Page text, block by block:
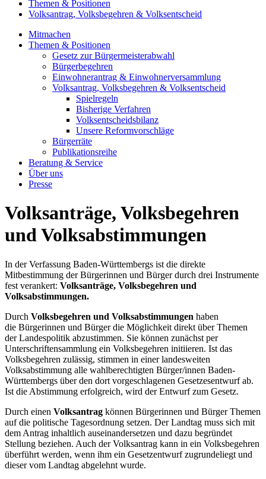
Themen & Positionen
Volksantrag, Volksbegehren & Volksentscheid
Mitmachen
Themen & Positionen
Gesetz zur Bürgermeisterabwahl
Bürgerbegehren
Einwohnerantrag & Einwohnerversammlung
Volksantrag, Volksbegehren & Volksentscheid
Spielregeln
Bisherige Verfahren
Volksentscheidsbilanz
Unsere Reformvorschläge
Bürgerräte
Publikationsreihe
Beratung & Service
Über uns
Presse
Volksanträge, Volksbegehren
und Volksabstimmungen
In der Verfassung Baden-Württembergs ist die direkte
Mitbestimmung der Bürgerinnen und Bürger durch drei Instrumente
fest verankert: Volksanträge, Volksbegehren und
Volksabstimmungen.
Durch Volksbegehren und Volksabstimmungen haben
die Bürgerinnen und Bürger die Möglichkeit direkt über Themen
der Landespolitik abzustimmen. Sie können zunächst per
Unterschriftensammlung ein Volksbegehren initiieren. Ist das
Volksbegehren zulässig, stimmen in einer landesweiten
Volksabstimmung alle wahlberechtigten Bürger/innen Baden-
Württembergs über den dort vorgeschlagenen Gesetzesentwurf ab.
Ist die Abstimmung erfolgreich, wird der Entwurf zum Gesetz.
Durch einen Volksantrag können Bürgerinnen und Bürger Themen
auf die politische Tagesordnung setzen. Der Landtag muss sich mit
dem Antrag inhaltlich auseinandersetzen und dazu begründet
Stellung beziehen. Auch der Volksantrag kann in ein Volksbegehren
überführt werden, wenn ihm ein Gesetzentwurf zugrundeliegt und
dieser vom Landtag abgelehnt wurde.